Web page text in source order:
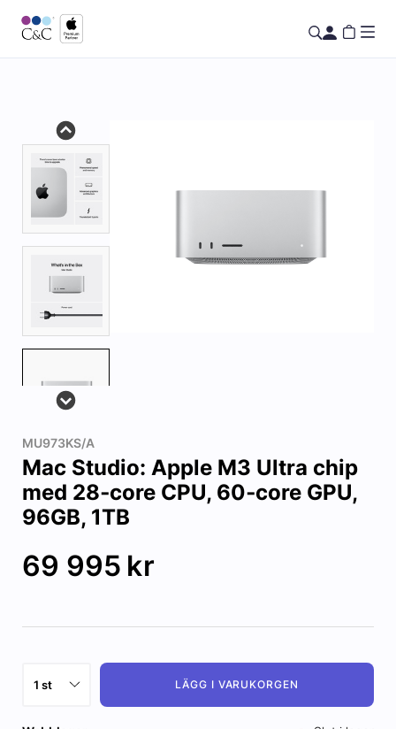
MU973KS/A
Mac Studio: Apple M3 Ultra chip
med 28‑core CPU, 60‑core GPU,
96GB, 1TB
69 995 kr
LÄGG I VARUKORGEN